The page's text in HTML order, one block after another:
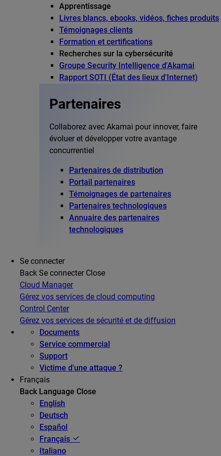
Apprentissage
Livres blancs, ebooks, vidéos, fiches produits
Témoignages clients
Formation et certifications
Recherches sur la cybersécurité
Groupe Security Intelligence d'Akamai
Rapport SOTI (État des lieux d'Internet)
Partenaires
Collaborez avec Akamai pour innover, faire
évoluer et développer votre avantage
concurrentiel
Partenaires de distribution
Portail partenaires
Témoignages de partenaires
Partenaires technologiques
Annuaire des partenaires
technologiques
Se connecter
Back Se connecter Close
Cloud Manager
Gérez vos services de cloud computing
Control Center
Gérez vos services de sécurité et de diffusion
Documents
Service commercial
Support
Victime d'une attaque ?
Français
Back Language Close
English
Deutsch
Español
Français
Italiano